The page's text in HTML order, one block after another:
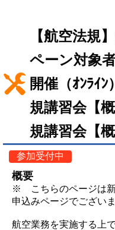
【航空法規
ペーン対象
開催（ｵﾝﾗ
規講習会【
規講習会【概
参加受付中
概要
※ こちらのページは新
申込みページでございま
航空業務を実施する上